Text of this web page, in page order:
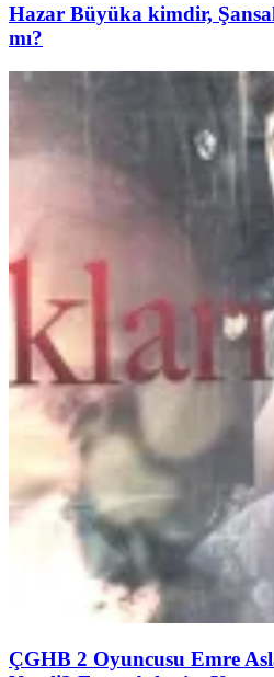
Hazar Büyüka kimdir,
mı?
ÇGHB 2 Oyuncusu Emre